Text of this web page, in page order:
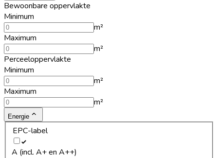
Bewoonbare oppervlakte
Minimum
m²
Maximum
m²
Perceeloppervlakte
Minimum
m²
Maximum
m²
Energie
EPC-label
A (incl. A+ en A++)